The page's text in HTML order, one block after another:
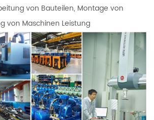
von Bauteilen, Montage von
von Maschinen Leistung